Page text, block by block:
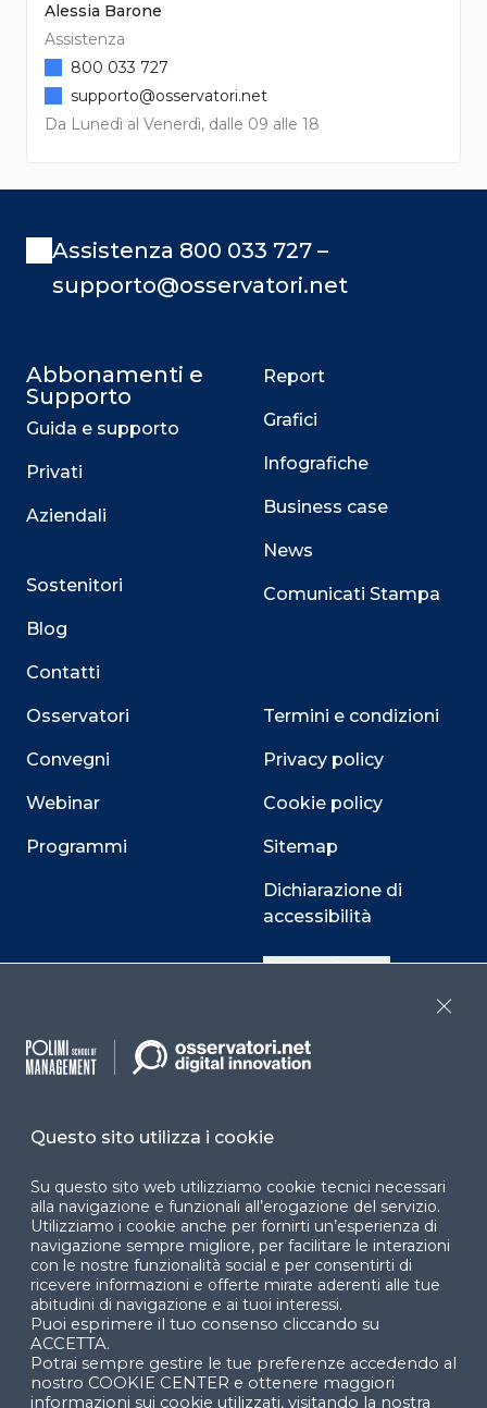
Alessia Barone
Assistenza
Da Lunedì al Venerdì, dalle 09 alle 18
800 033 727
supporto@osservatori.net
Assistenza 800 033 727 –
supporto@osservatori.net
Abbonamenti e
Supporto
Guida e supporto
Privati
Aziendali
Sostenitori
Blog
Contatti
Osservatori
Convegni
Webinar
Programmi
Report
Grafici
Infografiche
Business case
News
Comunicati Stampa
Termini e condizioni
Privacy policy
Cookie policy
Sitemap
Dichiarazione di
accessibilità
Cookie Center
Facebook LinkedIn
© 2024 Copyright © Politecnico di Milano Dipartimento
di Ingegneria Gestionale
Questo sito utilizza i cookie
Su questo sito web utilizziamo cookie tecnici necessari
alla navigazione e funzionali all’erogazione del servizio.
Utilizziamo i cookie anche per fornirti un’esperienza di
navigazione sempre migliore, per facilitare le interazioni
con le nostre funzionalità social e per consentirti di
ricevere informazioni e offerte mirate aderenti alle tue
abitudini di navigazione e ai tuoi interessi.
Puoi esprimere il tuo consenso cliccando su
ACCETTA.
Potrai sempre gestire le tue preferenze accedendo al
nostro COOKIE CENTER e ottenere maggiori
informazioni sui cookie utilizzati, visitando la nostra